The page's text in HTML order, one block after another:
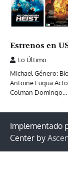
Estrenos en
Lo Último
Michael Género:
Antoine Fuqua
Colman Domingo…
Implementado
Center by